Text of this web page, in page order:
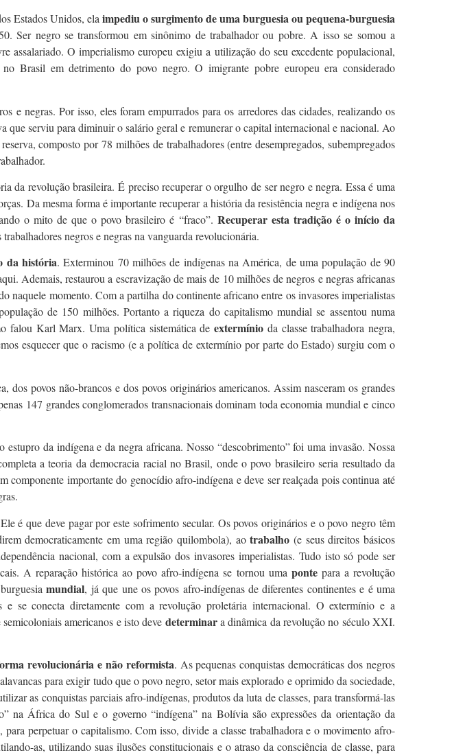
Estados Unidos, elaimpediu o surgimento de uma burguesia ou pequena-burguesia
Ser negro se transformou em sinônimo de trabalhador ou pobre. A isso se somou a
assalariado. O imperialismo europeu exigiu a utilização do seu excedente populacional,
Brasil em detrimento do povo negro. O imigrante pobre europeu era considerado
e negras. Por isso, eles foram empurrados para os arredores das cidades, realizando os
que serviu para diminuir o salário geral e remunerar o capital internacional e nacional. Ao
composto por 78 milhões de trabalhadores (entre desempregados, subempregados
da revolução brasileira. É preciso recuperar o orgulho de ser negro e negra. Essa é uma
Da mesma forma é importante recuperar a história da resistência negra e indígena nos
o mito de que o povo brasileiro é “fraco”. Recuperar esta tradição é o início da
negros e negras na vanguarda revolucionária.
da história. Exterminou 70 milhões de indígenas na América, de uma população de 90
Ademais, restaurou a escravização de mais de 10 milhões de negros e negras africanas
naquele momento. Com a partilha do continente africano entre os invasores imperialistas
de 150 milhões. Portanto a riqueza do capitalismo mundial se assentou numa
falou Karl Marx. Uma política sistemática de extermínio da classe trabalhadora negra,
esquecer que o racismo (e a política de extermínio por parte do Estado) surgiu com o
povos não-brancos e dos povos originários americanos. Assim nasceram os grandes
147 grandes conglomerados transnacionais dominam toda economia mundial e cinco
estupro da indígena e da negra africana. Nosso “descobrimento” foi uma invasão. Nossa
a teoria da democracia racial no Brasil, onde o povo brasileiro seria resultado da
importante do genocídio afro-indígena e deve ser realçada pois continua até
é que deve pagar por este sofrimento secular. Os povos originários e o povo negro têm
democraticamente em uma região quilombola), aotrabalho (e seus direitos básicos
nacional, com a expulsão dos invasores imperialistas. Tudo isto só pode ser
A reparação histórica ao povo afro-indígena se tornou uma pontepara a revolução
mundial, já que une os povos afro-indígenas de diferentes continentes e é uma
e se conecta diretamente com a revolução proletária internacional. O extermínio e a
americanos e isto deve determinara dinâmica da revolução no século XXI.
revolucionária e não reformista. As pequenas conquistas democráticas dos negros
para exigir tudo que o povo negro, setor mais explorado e oprimido da sociedade,
as conquistas parciais afro-indígenas, produtos da luta de classes, para transformá-las
na África do Sul e o governo “indígena” na Bolívia são expressões da orientação da
perpetuar o capitalismo. Com isso, divide a classe trabalhadora e o movimento afro-
as, utilizando suas ilusões constitucionais e o atraso da consciência de classe, para